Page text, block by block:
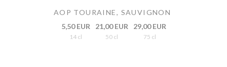
AOP TOURAINE, SAUVIGNON
5,50 EUR
14 cl
21,00 EUR
50 cl
29,00 EUR
75 cl